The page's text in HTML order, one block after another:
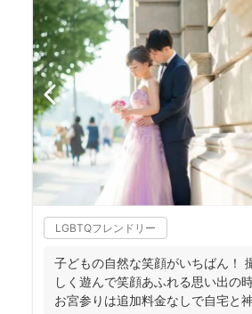
LGBTQフレンドリー
子どもの自然な笑顔がいちばん！
しく遊んで笑顔あふれる思い出の
お宮参りは追加料金なしで自宅と